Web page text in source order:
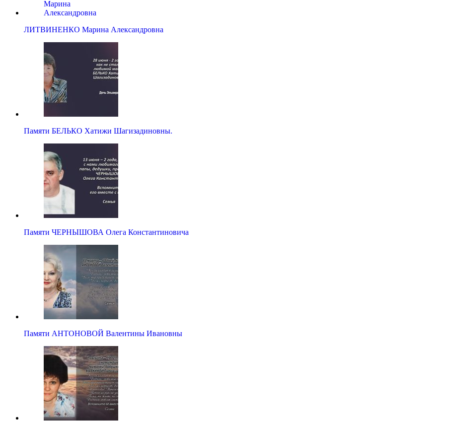
ЛИТВИНЕНКО Марина Александровна
Памяти БЕЛЬКО Хатижи Шагизадиновны.
Памяти ЧЕРНЫШОВА Олега Константиновича
Памяти АНТОНОВОЙ Валентины Ивановны